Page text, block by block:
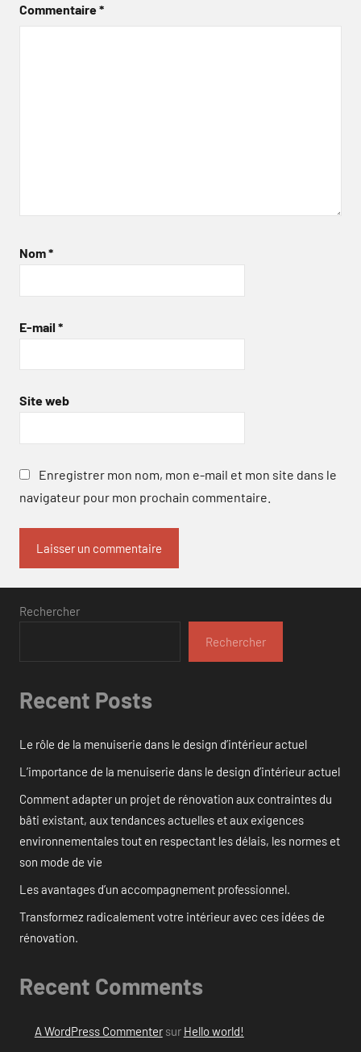
Commentaire*
Nom*
E-mail *
Site web
Enregistrer mon nom, mon e-mail et mon site dans le
navigateur pour mon prochain commentaire.
Rechercher
Rechercher
Recent Posts
Le rôle de la menuiserie dans le design d’intérieur actuel
L’importance de la menuiserie dans le design d’intérieur actuel
Comment adapter un projet de rénovation aux contraintes du
bâti existant, aux tendances actuelles et aux exigences
environnementales tout en respectant les délais, les normes et
son mode de vie
Les avantages d’un accompagnement professionnel.
Transformez radicalement votre intérieur avec ces idées de
rénovation.
Recent Comments
A WordPress Commentersur Hello world!